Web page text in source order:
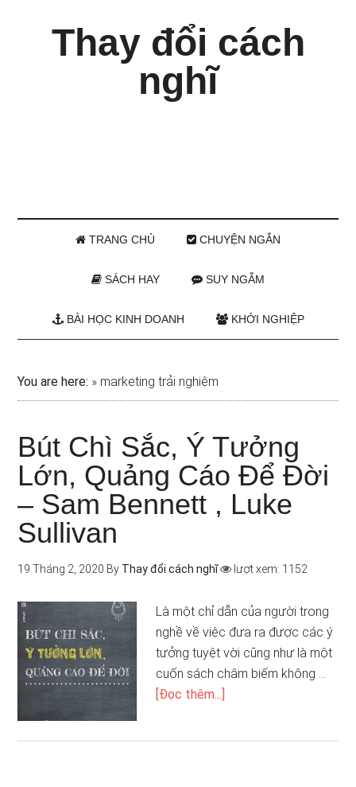
Thay đổi cách
nghĩ
TRANG CHỦ CHUYỆN NGẮN
SÁCH HAY SUY NGẪM
BÀI HỌC KINH DOANH KHỞI NGHIỆP
You are here: » marketing trải nghiệm
Bút Chì Sắc, Ý Tưởng
Lớn, Quảng Cáo Để Đời
– Sam Bennett , Luke
Sullivan
19 Tháng 2, 2020 By Thay đổi cách nghĩ lượt xem: 1152
Là một chỉ dẫn của người trong
nghề về việc đưa ra được các ý
tưởng tuyệt vời cũng như là một
cuốn sách châm biếm không …
[Đọc thêm...]